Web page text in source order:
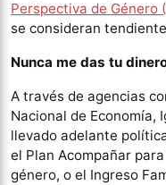
Perspectiva de Género
se consideran
Nunca me das tu
A través de agencias
Nacional de Economía,
llevado adelante
el Plan Acompañar
género, o el Ingreso